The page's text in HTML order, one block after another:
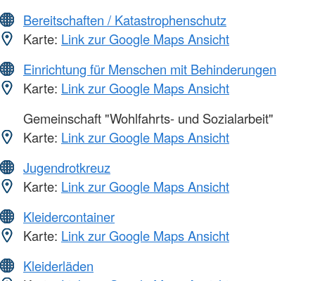
Bereitschaften / Katastrophenschutz
Karte: Link zur Google Maps Ansicht
Einrichtung für Menschen mit Behinderungen
Karte: Link zur Google Maps Ansicht
Gemeinschaft "Wohlfahrts- und Sozialarbeit"
Karte: Link zur Google Maps Ansicht
Jugendrotkreuz
Karte: Link zur Google Maps Ansicht
Kleidercontainer
Karte: Link zur Google Maps Ansicht
Kleiderläden